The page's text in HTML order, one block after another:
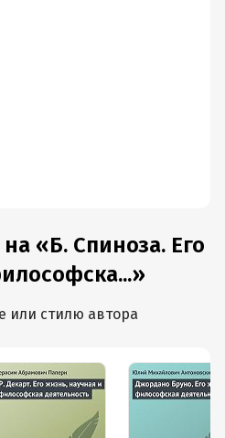
«Б. Спиноза. Его
или стилю автора